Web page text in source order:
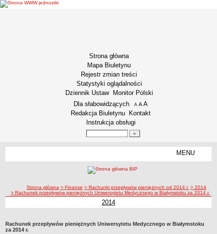
Strona główna
Mapa Biuletynu
Rejestr zmian treści
Statystyki oglądalności
Dziennik Ustaw
Monitor Polski
Menu dodatkowe
Dla słabowidzących A pomniejsz czcionkę
A standardowy rozmiar czcionki
A
Redakcja Biuletynu
Kontakt
Instrukcja obsługi
MENU
Podstawa prawna funkcjonowania
Misja i Strategia
Struktura organizacyjna
ścieżka nawigacji
Strona główna > Finanse > Rachunki przepływów pieniężnych od 2014 r. > 2014
> Rachunek przepływów pieniężnych Uniwersytetu Medycznego w Białymstoku za 2014 r.
2014
Rachunek przepływów pieniężnych Uniwersytetu Medycznego w Białymstoku
za 2014 r.